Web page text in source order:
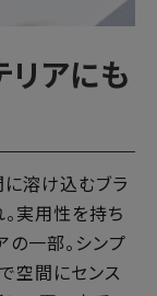
リアにも
に溶け込むブラ
実用性を持ち
の一部。シンプ
空間にセンス